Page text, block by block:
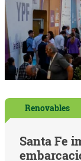
Renovables
Santa Fe